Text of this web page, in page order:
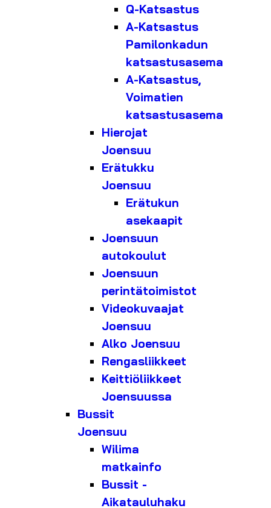
Q-Katsastus
A-Katsastus
Pamilonkadun
katsastusasema
A-Katsastus,
Voimatien
katsastusasema
Hierojat
Joensuu
Erätukku
Joensuu
Erätukun
asekaapit
Joensuun
autokoulut
Joensuun
perintätoimistot
Videokuvaajat
Joensuu
Alko Joensuu
Rengasliikkeet
Keittiöliikkeet
Joensuussa
Bussit
Joensuu
Wilima
matkainfo
Bussit -
Aikatauluhaku